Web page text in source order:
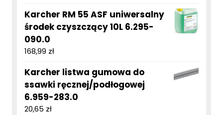
Karcher RM 55 ASF uniwersalny
środek czyszczący 10L 6.295-
090.0
168,99 zł
Karcher listwa gumowa do
ssawki ręcznej/podłogowej
6.959-283.0
20,65 zł